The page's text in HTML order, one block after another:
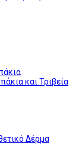
και Τριβεία
Δέρμα